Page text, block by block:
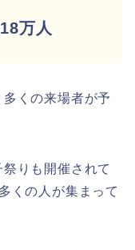
18万人
くの来場者が予
りも開催されて
くの人が集まって